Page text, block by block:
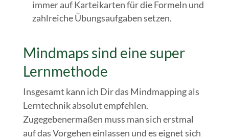
immer auf Karteikarten für die Formeln und
zahlreiche Übungsaufgaben setzen.
Mindmaps sind eine super
Lernmethode
Insgesamt kann ich Dir das Mindmapping als
Lerntechnik absolut empfehlen.
Zugegebenermaßen muss man sich erstmal
auf das Vorgehen einlassen und es eignet sich